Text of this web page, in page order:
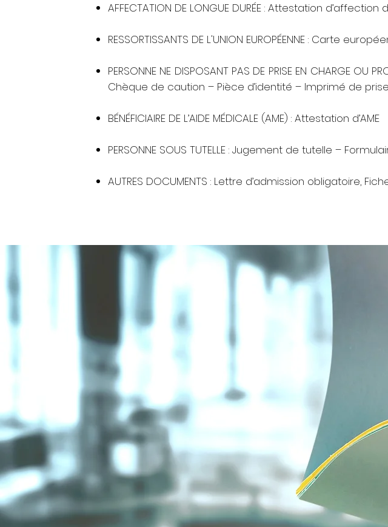
AFFECTATION DE LONGUE DURÉE : Attestation
RESSORTISSANTS DE L'UNION EUROPÉENNE : Carte
PERSONNE NE DISPOSANT PAS DE PRISE EN CHARGE OU
Chèque de caution – Pièce d’identité – Imprimé de
BÉNÉFICIAIRE DE L’AIDE MÉDICALE (AME) : Attestation d’AME
PERSONNE SOUS TUTELLE : Jugement de tutelle –
AUTRES DOCUMENTS : Lettre d’admission obligatoire,